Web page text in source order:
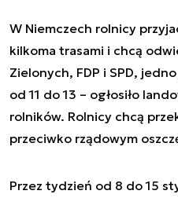
W Niemczech rolnicy
kilkoma trasami i chcą
Zielonych, FDP i SPD,
od 11 do 13 – ogłosiło
rolników. Rolnicy chcą
przeciwko rządowym
Przez tydzień od 8 do 15